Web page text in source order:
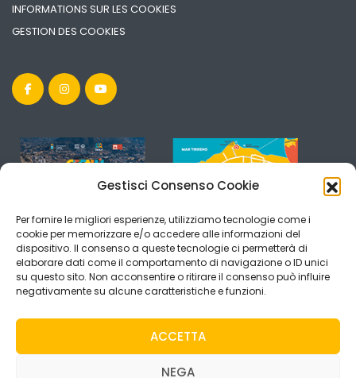
Gestisci Consenso Cookie
Per fornire le migliori esperienze, utilizziamo tecnologie come i
cookie per memorizzare e/o accedere alle informazioni del
dispositivo. Il consenso a queste tecnologie ci permetterà di
elaborare dati come il comportamento di navigazione o ID unici
su questo sito. Non acconsentire o ritirare il consenso può influire
negativamente su alcune caratteristiche e funzioni.
ACCETTA
NEGA
INFORMATIONS SUR LES COOKIES
GESTION DES COOKIES